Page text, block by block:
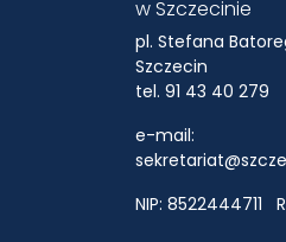
w Szczecinie
pl. Stefana
Szczecin
tel. 91 43 40 279
e-mail:
NIP: 8522444711